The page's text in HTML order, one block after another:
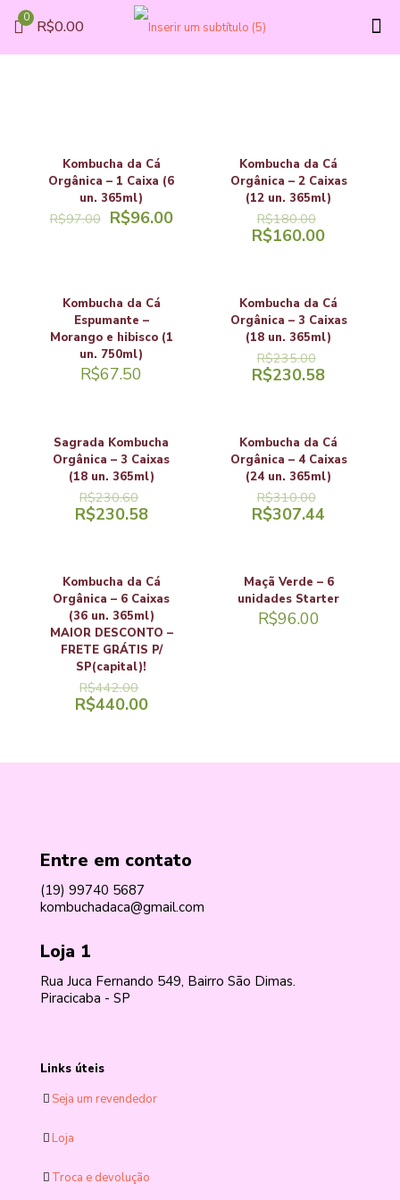
0 R$0.00
Kombucha da Cá
Orgânica – 1 Caixa (6
un. 365ml)
R$97.00 R$96.00
Kombucha da Cá
Orgânica – 2 Caixas
(12 un. 365ml)
R$180.00
R$160.00
Kombucha da Cá
Espumante –
Morango e hibisco (1
un. 750ml)
R$67.50
Kombucha da Cá
Orgânica – 3 Caixas
(18 un. 365ml)
R$235.00
R$230.58
Sagrada Kombucha
Orgânica – 3 Caixas
(18 un. 365ml)
R$230.60
R$230.58
Kombucha da Cá
Orgânica – 4 Caixas
(24 un. 365ml)
R$310.00
R$307.44
Kombucha da Cá
Orgânica – 6 Caixas
(36 un. 365ml)
MAIOR DESCONTO –
FRETE GRÁTIS P/
SP(capital)!
R$442.00
R$440.00
Maçã Verde – 6
unidades Starter
R$96.00
Entre em contato
(19) 99740 5687
kombuchadaca@gmail.com
Loja 1
Rua Juca Fernando 549, Bairro São Dimas.
Piracicaba - SP
Links úteis
Seja um revendedor
Loja
Troca e devolução